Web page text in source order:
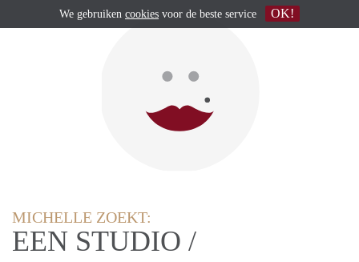
MICHELLE ZOEKT:
EEN STUDIO /
We gebruiken cookies voor de beste service OK!